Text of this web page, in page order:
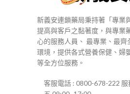
新義安連鎖藥局秉持著「專業
提高與客戶之黏著度，與專業
心的服務人員、 最專業、最齊
環境，提供各式營養保健、婦
等全方位服務。
客服電話 : 0800-678-222 服